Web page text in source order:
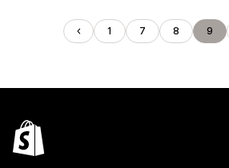
1 7 8 9